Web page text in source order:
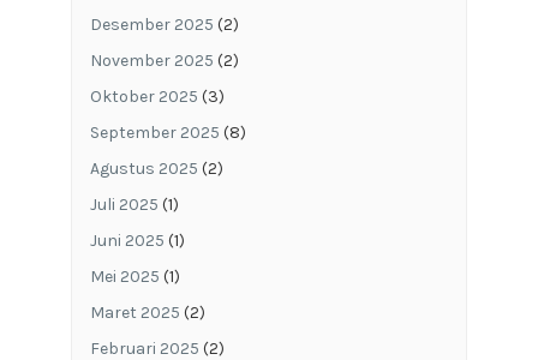
Desember 2025 (2)
November 2025 (2)
Oktober 2025 (3)
September 2025 (8)
Agustus 2025 (2)
Juli 2025 (1)
Juni 2025 (1)
Mei 2025 (1)
Maret 2025 (2)
Februari 2025 (2)